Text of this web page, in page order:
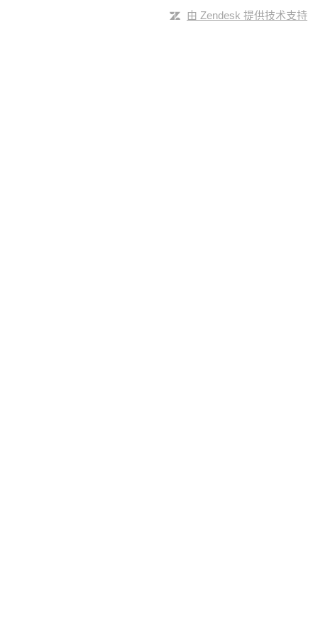
由 Zendesk 提供技术支持